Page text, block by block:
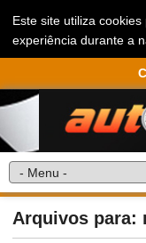
Este site utiliza
experiência durante a
Arquivos para: